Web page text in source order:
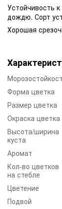
Устойчивость
дождю. Сорт
Хорошая
Форма цветка
Размер цветка
Окраска цветка
Высота/ширина
куста
Аромат
Кол-во цветков
на стебле
Цветение
Подвой